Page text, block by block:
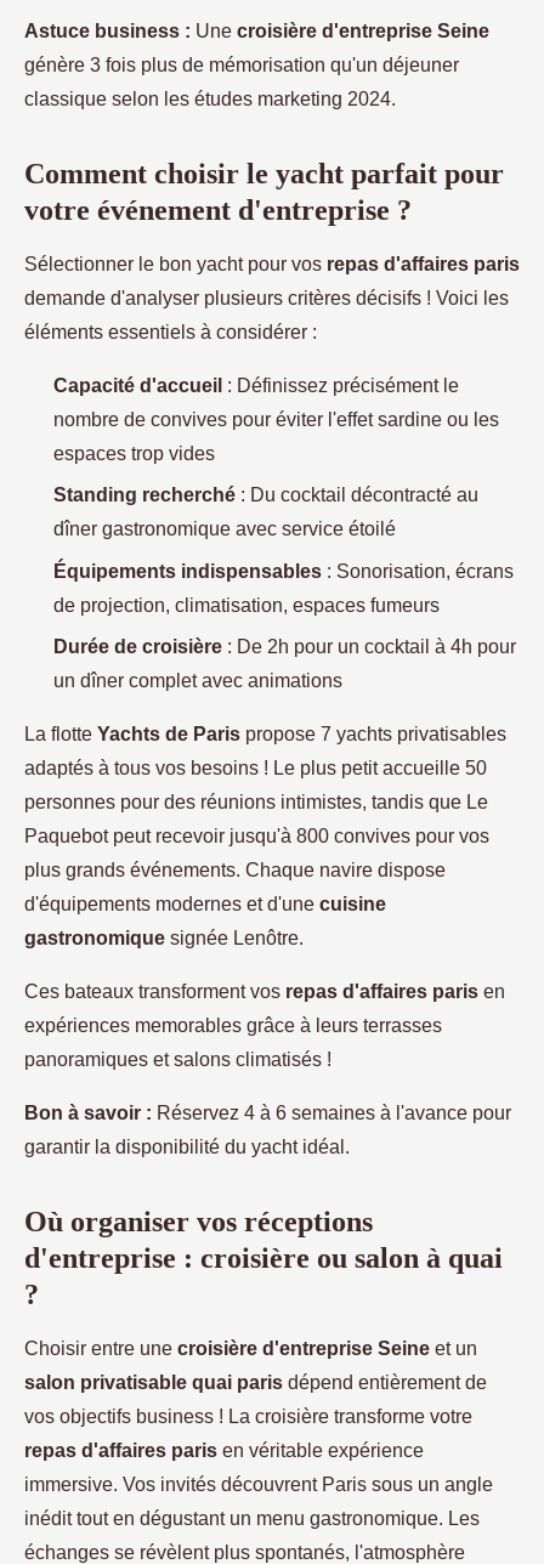
Astuce business : Une croisière d'entreprise Seine
génère 3 fois plus de mémorisation qu'un déjeuner
classique selon les études marketing 2024.
Comment choisir le yacht parfait pour
votre événement d'entreprise ?
Sélectionner le bon yacht pour vos repas d'affaires paris
demande d'analyser plusieurs critères décisifs ! Voici les
éléments essentiels à considérer :
Capacité d'accueil : Définissez précisément le
nombre de convives pour éviter l'effet sardine ou les
espaces trop vides
Standing recherché : Du cocktail décontracté au
dîner gastronomique avec service étoilé
Équipements indispensables : Sonorisation, écrans
de projection, climatisation, espaces fumeurs
Durée de croisière : De 2h pour un cocktail à 4h pour
un dîner complet avec animations
La flotte Yachts de Paris propose 7 yachts privatisables
adaptés à tous vos besoins ! Le plus petit accueille 50
personnes pour des réunions intimistes, tandis que Le
Paquebot peut recevoir jusqu'à 800 convives pour vos
plus grands événements. Chaque navire dispose
d'équipements modernes et d'une cuisine
gastronomique signée Lenôtre.
Ces bateaux transforment vos repas d'affaires paris en
expériences memorables grâce à leurs terrasses
panoramiques et salons climatisés !
Bon à savoir : Réservez 4 à 6 semaines à l'avance pour
garantir la disponibilité du yacht idéal.
Où organiser vos réceptions
d'entreprise : croisière ou salon à quai
?
Choisir entre une croisière d'entreprise Seine et un
salon privatisable quai paris dépend entièrement de
vos objectifs business ! La croisière transforme votre
repas d'affaires paris en véritable expérience
immersive. Vos invités découvrent Paris sous un angle
inédit tout en dégustant un menu gastronomique. Les
échanges se révèlent plus spontanés, l'atmosphère